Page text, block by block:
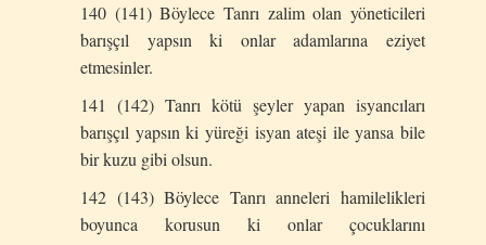
140 (141) Böylece Tanrı zalim olan yöneticileri
barışçıl yapsın ki onlar adamlarına eziyet
etmesinler.
141 (142) Tanrı kötü şeyler yapan isyancıları
barışçıl yapsın ki yüreği isyan ateşi ile yansa bile
bir kuzu gibi olsun.
142 (143) Böylece Tanrı anneleri hamilelikleri
boyunca korusun ki onlar çocuklarını